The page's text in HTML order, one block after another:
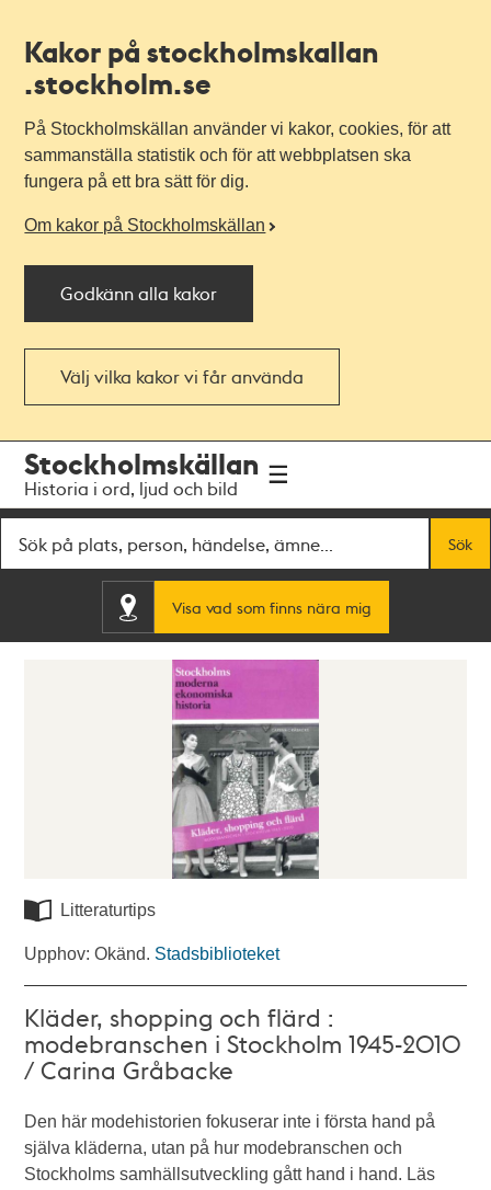
Kakor på stockholmskallan
.stockholm.se
På Stockholmskällan använder vi kakor, cookies, för att
sammanställa statistik och för att webbplatsen ska
fungera på ett bra sätt för dig.
Om kakor på Stockholmskällan
Godkänn alla kakor
Välj vilka kakor vi får använda
navigationen
huvudinnehållet
Stockholmskällan
Historia i ord, ljud och bild
Sök
Visa vad som finns nära mig
Litteraturtips
Upphov: Okänd. Stadsbiblioteket
Kläder, shopping och flärd :
modebranschen i Stockholm 1945-2010
/ Carina Gråbacke
Den här modehistorien fokuserar inte i första hand på
själva kläderna, utan på hur modebranschen och
Stockholms samhällsutveckling gått hand i hand. Läs